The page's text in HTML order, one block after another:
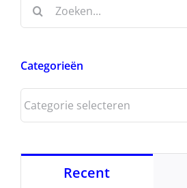
Categorieën
Categorieën
Recent